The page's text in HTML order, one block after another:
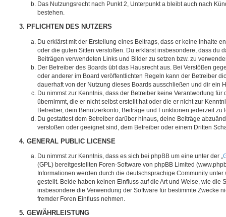
Das Nutzungsrecht nach Punkt 2, Unterpunkt a bleibt auch nach
bestehen.
3. PFLICHTEN DES NUTZERS
Du erklärst mit der Erstellung eines Beitrags, dass er keine Inhalte
oder die guten Sitten verstoßen. Du erklärst insbesondere, dass du
Beiträgen verwendeten Links und Bilder zu setzen bzw. zu
Der Betreiber des Boards übt das Hausrecht aus. Bei Verstößen
oder anderer im Board veröffentlichten Regeln kann der Betreiber
dauerhaft von der Nutzung dieses Boards ausschließen und dir ein
Du nimmst zur Kenntnis, dass der Betreiber keine Verantwortung für
übernimmt, die er nicht selbst erstellt hat oder die er nicht zur
Betreiber, dein Benutzerkonto, Beiträge und Funktionen jederzeit zu
Du gestattest dem Betreiber darüber hinaus, deine Beiträge
verstoßen oder geeignet sind, dem Betreiber oder einem Dritten
4. GENERAL PUBLIC LICENSE
Du nimmst zur Kenntnis, dass es sich bei phpBB um eine unter der „
(GPL) bereitgestellten Foren-Software von phpBB Limited
Informationen werden durch die deutschsprachige Community
gestellt. Beide haben keinen Einfluss auf die Art und Weise, wie die
insbesondere die Verwendung der Software für bestimmte Zwecke
fremder Foren Einfluss nehmen.
5. GEWÄHRLEISTUNG